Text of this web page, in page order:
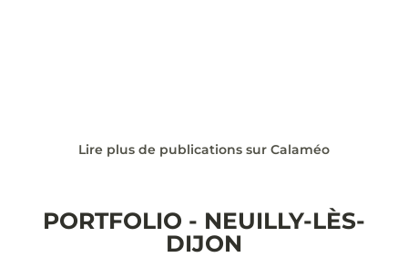
Lire plus de publications sur Calaméo
PORTFOLIO - NEUILLY-LÈS-
DIJON